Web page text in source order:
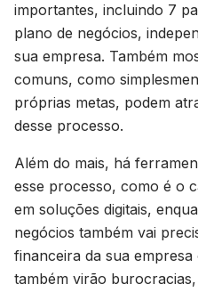
importantes, incluindo 7
plano de negócios,
sua empresa. Também
comuns, como
próprias metas, podem
desse processo.
Além do mais, há
esse processo, como é o
em soluções digitais,
negócios também vai
financeira da sua
também virão